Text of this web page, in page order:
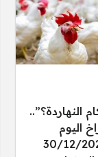
النهاردة؟”..
اليوم
30/12/2025